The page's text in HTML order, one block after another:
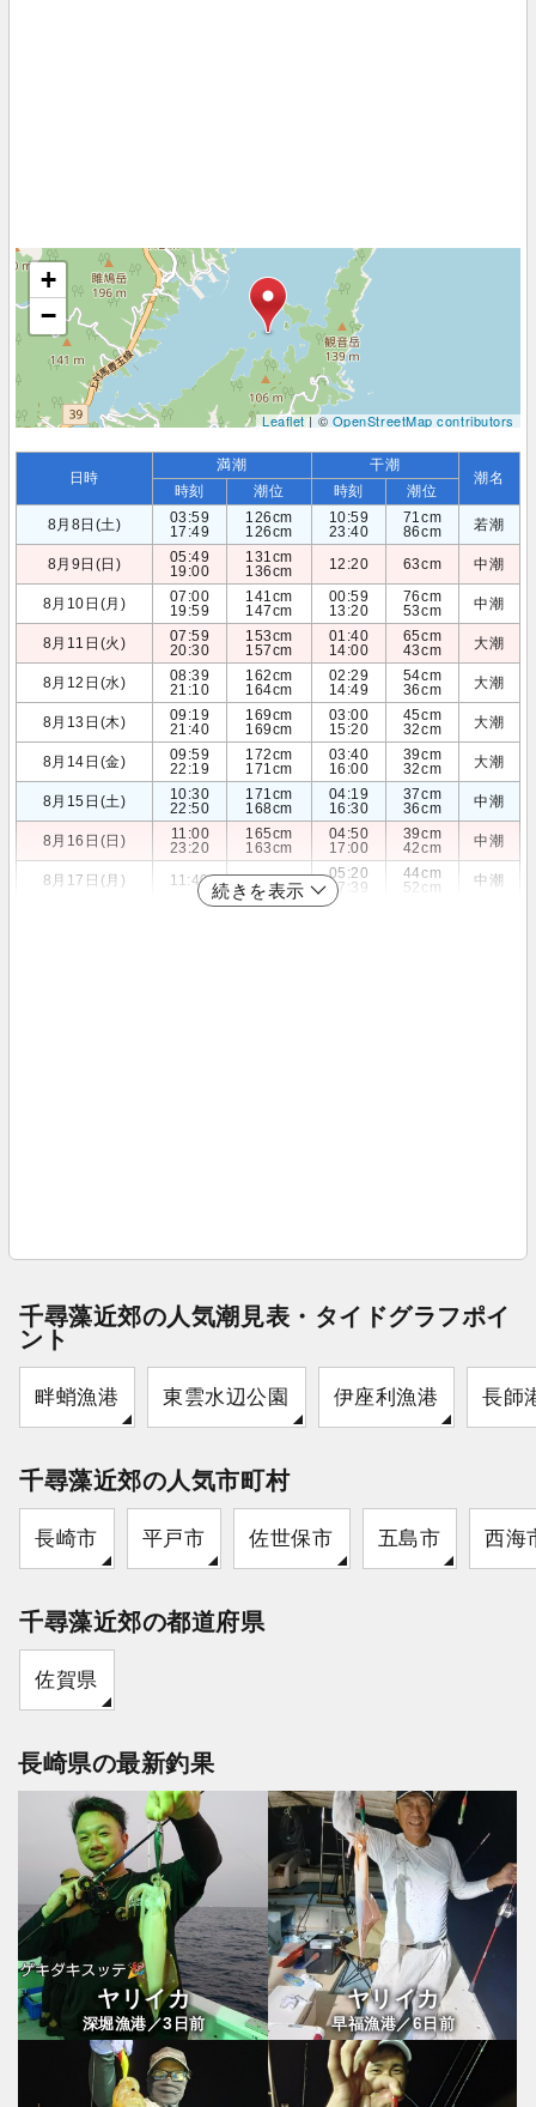
+
−
Leaflet| ©OpenStreetMap contributors
日時
満潮 干潮
潮名
時刻 潮位 時刻
潮位
8月8日(土)
03:59
17:49
126cm
126cm
10:59
23:40
71cm
86cm
若潮
8月9日(日)
05:49
19:00
131cm
136cm
12:20 63cm 中潮
8月10日(月)
07:00
19:59
141cm
147cm
00:59
13:20
76cm
53cm
中潮
8月11日(火)
07:59
20:30
153cm
157cm
01:40
14:00
65cm
43cm
大潮
8月12日(水)
08:39
21:10
162cm
164cm
02:29
14:49
54cm
36cm
大潮
8月13日(木)
09:19
21:40
169cm
169cm
03:00
15:20
45cm
32cm
大潮
8月14日(金)
09:59
22:19
172cm
171cm
03:40
16:00
39cm
32cm
大潮
8月15日(土)
10:30
22:50
171cm
168cm
04:19
16:30
37cm
36cm
中潮
8月16日(日)
11:00
23:20
165cm
163cm
04:50
17:00
39cm
42cm
中潮
8月17日(月) 11:40 157cm
05:20
17:39
44cm
52cm
中潮
続きを表示
千尋藻近郊の人気潮見表・タイドグラフポイ
ント
畔蛸漁港 東雲水辺公園 伊座利漁港 長師
千尋藻近郊の人気市町村
長崎市 平戸市 佐世保市 五島市 西海
千尋藻近郊の都道府県
佐賀県
長崎県の最新釣果
ヤリイカ
深堀漁港／3 日前
ヤリイカ
早福漁港／6日前